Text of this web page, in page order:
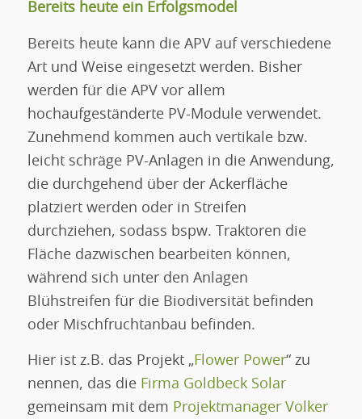
Bereits heute ein Erfolgsmodel
Bereits heute kann die APV auf verschiedene
Art und Weise eingesetzt werden. Bisher
werden für die APV vor allem
hochaufgeständerte PV-Module verwendet.
Zunehmend kommen auch vertikale bzw.
leicht schräge PV-Anlagen in die Anwendung,
die durchgehend über der Ackerfläche
platziert werden oder in Streifen
durchziehen, sodass bspw. Traktoren die
Fläche dazwischen bearbeiten können,
während sich unter den Anlagen
Blühstreifen für die Biodiversität befinden
oder Mischfruchtanbau befinden.
Hier ist z.B. das Projekt „Flower Power“ zu
nennen, das die Firma Goldbeck Solar
gemeinsam mit dem Projektmanager Volker